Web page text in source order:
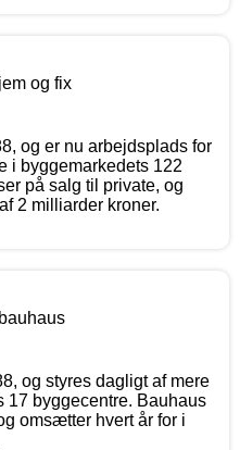
og er nu arbejdsplads for
i byggemarkedets 122
på salg til private, og
2 milliarder kroner.
og styres dagligt af mere
17 byggecentre. Bauhaus
omsætter hvert år for i